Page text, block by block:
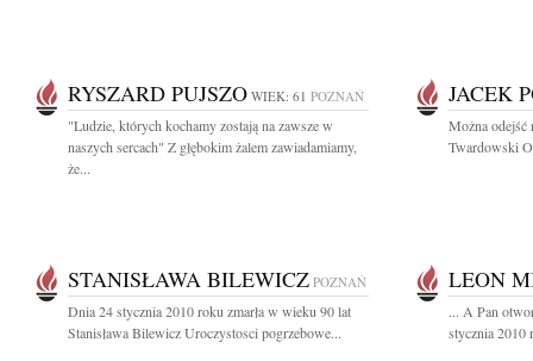
RYSZARD PUJSZO WIEK: 61 POZNAŃ
"Ludzie, których kochamy zostają na zawsze w
naszych sercach" Z głębokim żalem zawiadamiamy,
że...
JACEK
Można odejść
Twardowski
STANISŁAWA BILEWICZ POZNAŃ
Dnia 24 stycznia 2010 roku zmarła w wieku 90 lat
Stanisława Bilewicz Uroczystosci pogrzebowe...
LEON
... A Pan
stycznia 2010